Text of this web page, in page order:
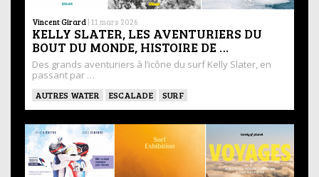
Vincent Girard | 11 mars 2026
KELLY SLATER, LES AVENTURIERS DU
BOUT DU MONDE, HISTOIRE DE …
Des grands aventuriers à l’icône du surf Kelly Slater, en
passant par …
AUTRES WATER ESCALADE SURF